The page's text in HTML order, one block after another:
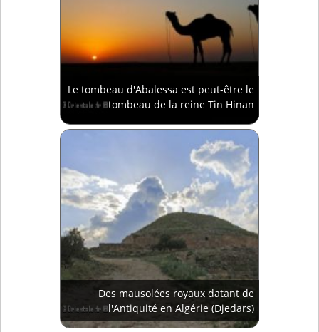
Le tombeau d'Abalessa est peut-être le
tombeau de la reine Tin Hinan
Des mausolées royaux datant de
l'Antiquité en Algérie (Djedars)